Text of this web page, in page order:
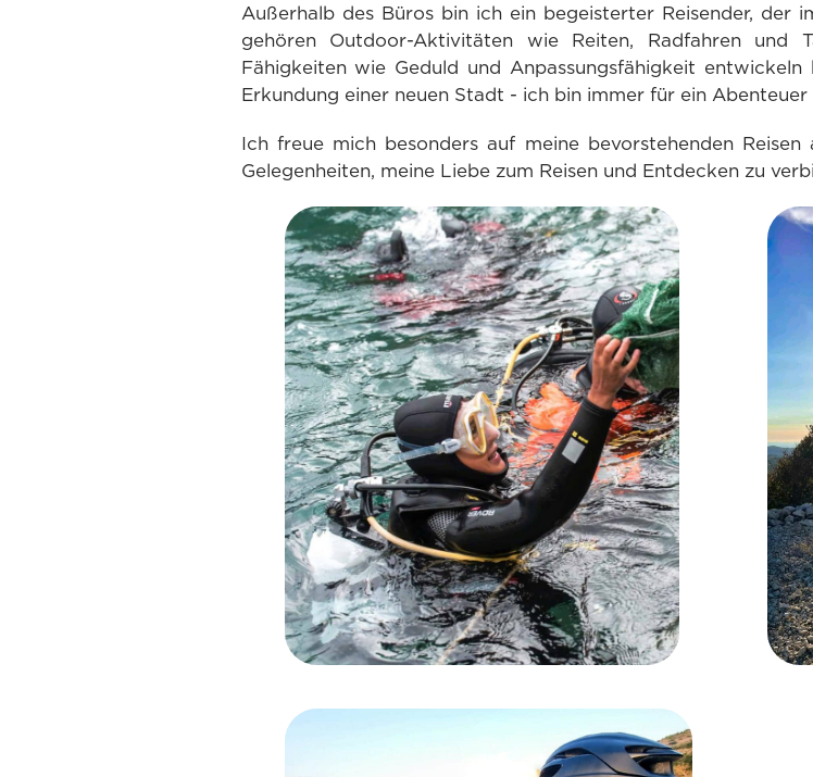
Außerhalb des Büros bin ich ein begeisterter Reisender, der
gehören Outdoor-Aktivitäten wie Reiten, Radfahren und
Fähigkeiten wie Geduld und Anpassungsfähigkeit
Erkundung einer neuen Stadt - ich bin immer für ein Abenteuer
Ich freue mich besonders auf meine bevorstehenden
Gelegenheiten, meine Liebe zum Reisen und Entdecken zu